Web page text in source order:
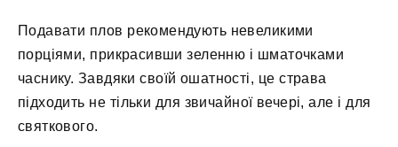
Подавати плов рекомендують невеликими
порціями, прикрасивши зеленню і шматочками
часнику. Завдяки своїй ошатності, це страва
підходить не тільки для звичайної вечері, але і для
святкового.